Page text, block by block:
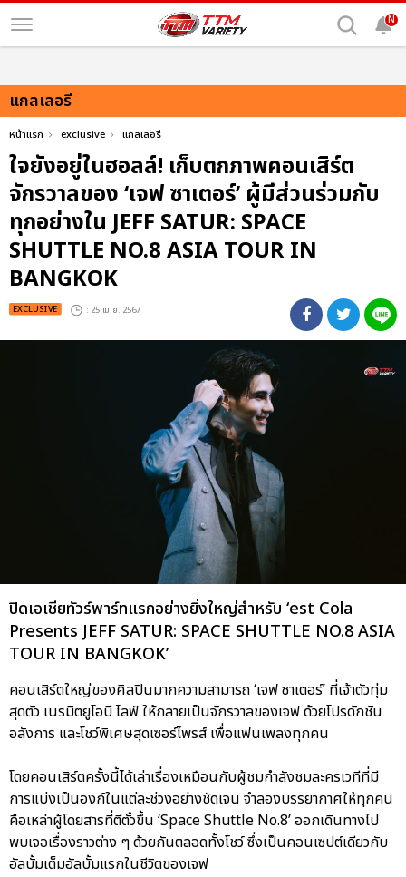
N
แกลเลอรี
หน้าแรก exclusive แกลเลอรี
ใจยังอยู่ในฮอลล์! เก็บตกภาพคอนเสิร์ต
จักรวาลของ ‘เจฟ ซาเตอร์’ ผู้มีส่วนร่วมกับ
ทุกอย่างใน JEFF SATUR: SPACE
SHUTTLE NO.8 ASIA TOUR IN
BANGKOK
EXCLUSIVE : 25 เม.ย. 2567
ปิดเอเชียทัวร์พาร์ทแรกอย่างยิ่งใหญ่สำหรับ ‘est Cola
Presents JEFF SATUR: SPACE SHUTTLE NO.8 ASIA
TOUR IN BANGKOK’
คอนเสิร์ตใหญ่ของศิลปินมากความสามารถ ‘เจฟ ซาเตอร์’ ที่เจ้าตัวทุ่ม
สุดตัว เนรมิตยูโอบี ไลฟ์ ให้กลายเป็นจักรวาลของเจฟ ด้วยโปรดักชัน
อลังการ และโชว์พิเศษสุดเซอร์ไพรส์ เพื่อแฟนเพลงทุกคน
โดยคอนเสิร์ตครั้งนี้ได้เล่าเรื่องเหมือนกับผู้ชมกำลังชมละครเวทีที่มี
การแบ่งเป็นองก์ในแต่ละช่วงอย่างชัดเจน จำลองบรรยากาศให้ทุกคน
คือเหล่าผู้โดยสารที่ตีตั๋วขึ้น ‘Space Shuttle No.8’ ออกเดินทางไป
พบเจอเรื่องราวต่าง ๆ ด้วยกันตลอดทั้งโชว์ ซึ่งเป็นคอนเซปต์เดียวกับ
อัลบั้มเต็มอัลบั้มแรกในชีวิตของเจฟ